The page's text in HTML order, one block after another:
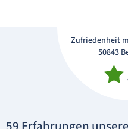
Zufriedenheit
50843